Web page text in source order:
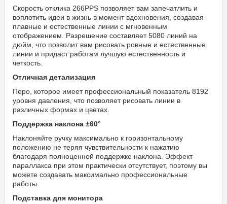
Скорость отклика 266PPS позволяет вам запечатлить и
воплотить идеи в жизнь в момент вдохновения, создавая
плавные и естественные линии с мгновенным
отображением. Разрешение составляет 5080 линий на
дюйм, что позволит вам рисовать ровные и естественные
линии и придаст работам лучшую естественность и
четкость.
Отличная детализация
Перо, которое имеет профессиональный показатель 8192
уровня давления, что позволяет рисовать линии в
различных формах и цветах.
Поддержка наклона ±60°
Наклоняйте ручку максимально к горизонтальному
положению не теряя чувствительности к нажатию
благодаря полноценной поддержке наклона. Эффект
параллакса при этом практически отсутствует, поэтому вы
можете создавать максимально профессиональные
работы.
Подставка для монитора